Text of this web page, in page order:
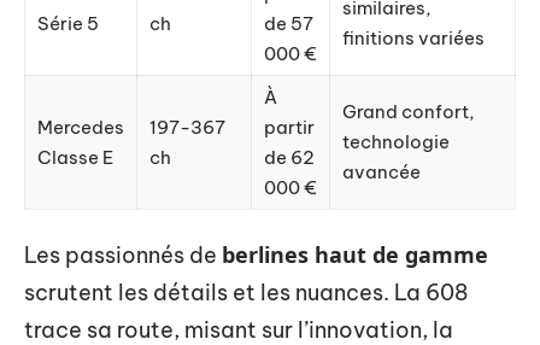
Série 5
ch
de 57
000 €
similaires,
finitions variées
Mercedes
Classe E
197-367
ch
À
partir
de 62
000 €
Grand confort,
technologie
avancée
Les passionnés de berlines haut de gamme
scrutent les détails et les nuances. La 608
trace sa route, misant sur l’innovation, la